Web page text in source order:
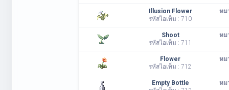
Illusion Flower
รหัสไอเท็ม : 710
หม
Shoot
รหัสไอเท็ม : 711
หม
Flower
รหัสไอเท็ม : 712
หม
Empty Bottle
หม